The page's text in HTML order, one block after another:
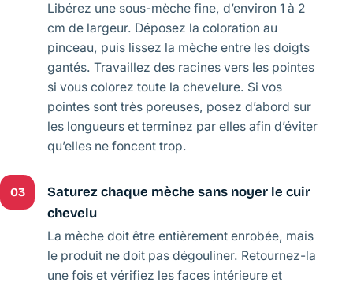
Libérez une sous-mèche fine, d’environ 1 à 2
cm de largeur. Déposez la coloration au
pinceau, puis lissez la mèche entre les doigts
gantés. Travaillez des racines vers les pointes
si vous colorez toute la chevelure. Si vos
pointes sont très poreuses, posez d’abord sur
les longueurs et terminez par elles afin d’éviter
qu’elles ne foncent trop.
03
Saturez chaque mèche sans noyer le cuir
chevelu
La mèche doit être entièrement enrobée, mais
le produit ne doit pas dégouliner. Retournez-la
une fois et vérifiez les faces intérieure et